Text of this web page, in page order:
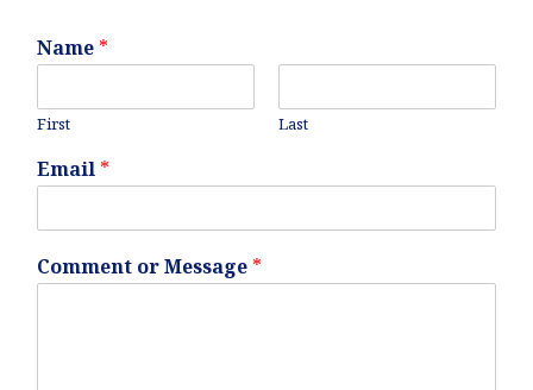
Name *
First Last
Email *
Comment or Message *